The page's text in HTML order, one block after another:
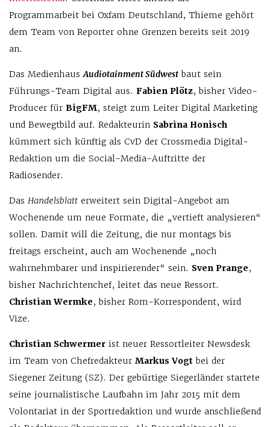
Programmarbeit bei Oxfam Deutschland, Thieme gehört
dem Team von Reporter ohne Grenzen bereits seit 2019
an.
Das MedienhausAudiotainment Südwest baut sein
Führungs-Team Digital aus. Fabien Plötz, bisher Video-
Producer für BigFM, steigt zum Leiter Digital Marketing
und Bewegtbild auf. Redakteurin Sabrina Honisch
kümmert sich künftig als CvD der Crossmedia Digital-
Redaktion um die Social-Media-Auftritte der
Radiosender.
Das Handelsblatt erweitert sein Digital-Angebot am
Wochenende um neue Formate, die „vertieft analysieren“
sollen. Damit will die Zeitung, die nur montags bis
freitags erscheint, auch am Wochenende „noch
wahrnehmbarer und inspirierender“ sein. Sven Prange,
bisher Nachrichtenchef, leitet das neue Ressort.
Christian Wermke, bisher Rom-Korrespondent, wird
Vize.
Christian Schwermer ist neuer Ressortleiter Newsdesk
im Team von Chefredakteur Markus Vogt bei der
Siegener Zeitung (SZ). Der gebürtige Siegerländer startete
seine journalistische Laufbahn im Jahr 2015 mit dem
Volontariat in der Sportredaktion und wurde anschließend